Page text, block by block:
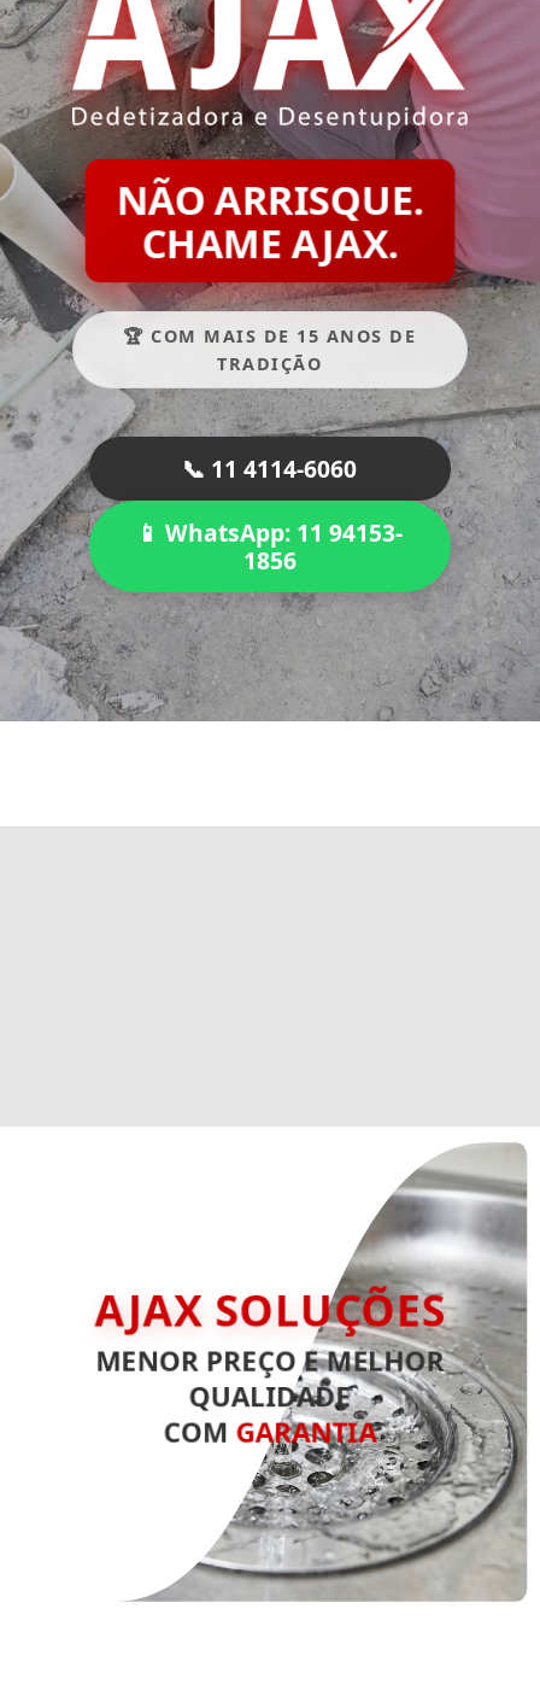
NÃO ARRISQUE.
CHAME AJAX.
🏆 COM MAIS DE 15 ANOS DE
TRADIÇÃO
📞 11 4114-6060
📱 WhatsApp: 11 94153-
1856
AJAX SOLUÇÕES
MENOR PREÇO E MELHOR
QUALIDADE
COM GARANTIA